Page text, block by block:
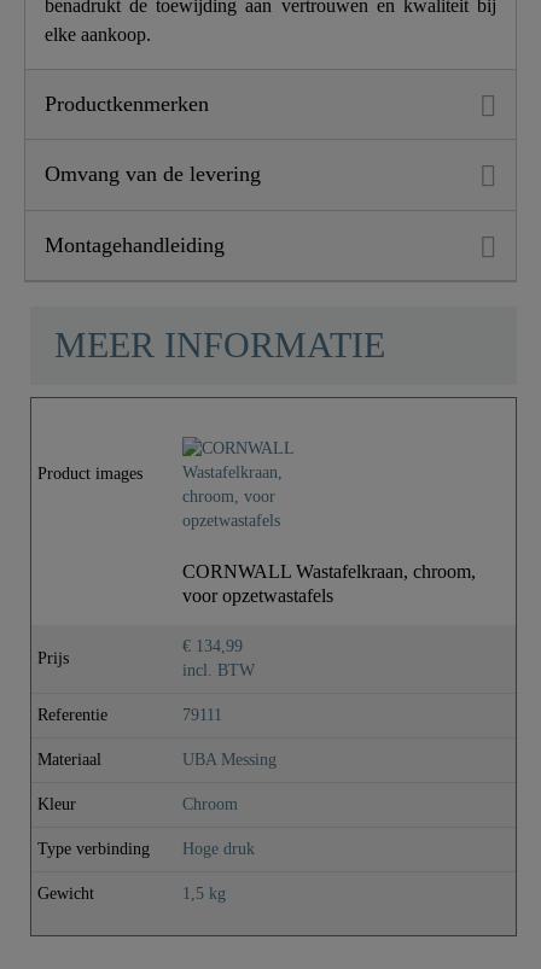
benadrukt de toewijding aan vertrouwen en kwaliteit bij
elke aankoop.
Productkenmerken
Omvang van de levering
Montagehandleiding
MEER INFORMATIE
Product images
CORNWALL Wastafelkraan, chroom,
voor opzetwastafels
Prijs
€ 134,99
incl. BTW
Referentie 79111
Materiaal UBA Messing
Kleur Chroom
Type verbinding Hoge druk
Gewicht 1,5 kg